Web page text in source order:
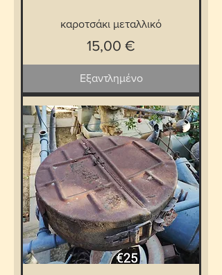
καροτσάκι μεταλλικό
Τιμή
15,00 €
Εξαντλημένο